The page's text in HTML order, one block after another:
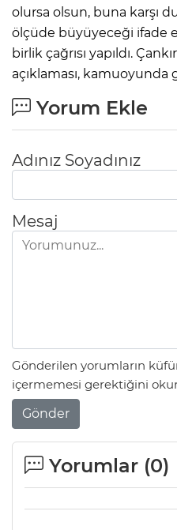
olursa olsun, buna karşı
ölçüde büyüyeceği ifade
birlik çağrısı yapıldı.
açıklaması, kamuoyunda
Yorum Ekle
Adınız Soyadınız
Mesaj
Gönderilen yorumların
içermemesi gerektiğini
Gönder
Yorumlar (0)